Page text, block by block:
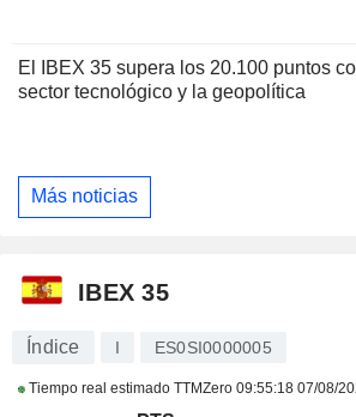
El IBEX 35 supera los 20.100 puntos
sector tecnológico y la geopolítica
Más noticias
IBEX 35
Índice I ES0SI0000005
Tiempo real estimado TTMZero 09:55:18 07/08/